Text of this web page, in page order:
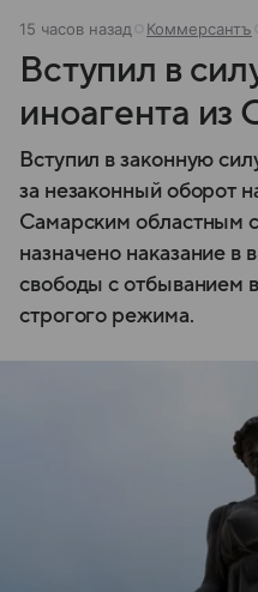
15 часов назад Коммерсантъ
Вступил в
иноагента из
Вступил в законную
за незаконный оборот
Самарским областным
назначено наказание в
свободы с отбыванием
строгого режима.